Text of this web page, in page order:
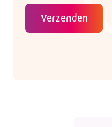
Contactformulier
Verzenden